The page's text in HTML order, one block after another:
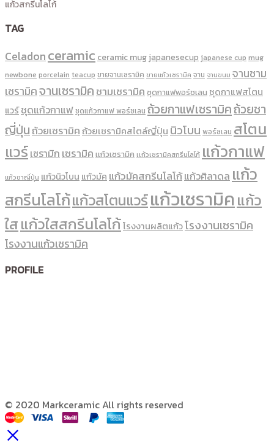
แก้วสกรีนโลโก้
TAG
Celadonceramic ceramic mug japanesecup japanese cup mug
newbone porcelain teacup ขายจานเซรามิค ขายแก้วเซรามิค จาน จานขนม จานชาม
เซรามิคจานเซรามิคชามเซรามิคชุดกาแฟพอร์ชเลน ชุดกาแฟสโตน
แวร์ชุดแก้วกาแฟชุดแก้วกาแฟ พอร์ซเลน ถ้วยกาแฟเซรามิคถ้วยชา
ญี่ปุ่นถ้วยเซรามิคถ้วยเซรามิคสไตล์ญี่ปุ่น นิวโบน พอร์ซเลน สโตน
แวร์เซรามิกเซรามิคเเก้วเซรามิค เเก้วเซรามิคสกรีนโลโก้ แก้วกาแฟ
แก้วชาญี่ปุ่น แก้วนิวโบน แก้วมัคแก้วมัคสกรีนโลโก้แก้วศิลาดล แก้ว
สกรีนโลโก้แก้วสโตนแวร์แก้วเซรามิคแก้ว
ใสแก้วใสสกรีนโลโก้โรงงานผลิตแก้วโรงงานเซรามิค
โรงงานแก้วเซรามิค
PROFILE
© 2020 Markceramic All rights reserved